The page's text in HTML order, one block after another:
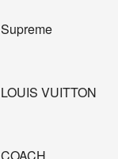
Supreme
LOUIS VUITTON